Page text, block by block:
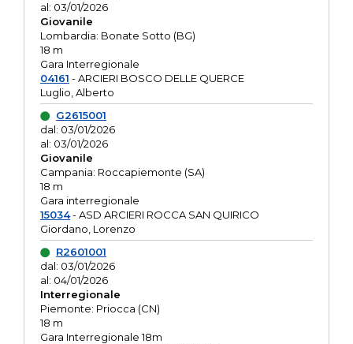
al: 03/01/2026
Giovanile
Lombardia: Bonate Sotto (BG)
18 m
Gara Interregionale
04161 - ARCIERI BOSCO DELLE QUERCE
Luglio, Alberto
G2615001
dal: 03/01/2026
al: 03/01/2026
Giovanile
Campania: Roccapiemonte (SA)
18 m
Gara interregionale
15034- ASD ARCIERI ROCCA SAN QUIRICO
Giordano, Lorenzo
R2601001
dal: 03/01/2026
al: 04/01/2026
Interregionale
Piemonte: Priocca (CN)
18 m
Gara Interregionale 18m